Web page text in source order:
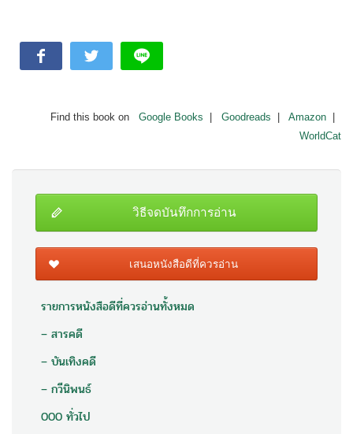
Find this book on Google Books Goodreads Amazon
WorldCat
วิธีจดบันทึกการอ่าน
เสนอหนังสือดีที่ควรอ่าน
รายการหนังสือดีที่ควรอ่านทั้งหมด
– สารคดี
– บันเทิงคดี
– กวีนิพนธ์
000 ทั่วไป